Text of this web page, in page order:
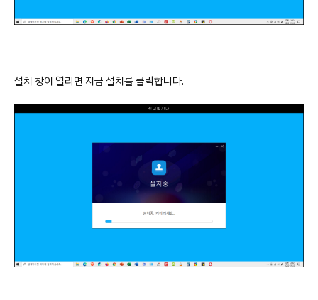
설치 창이 열리면 지금 설치를 클릭합니다.